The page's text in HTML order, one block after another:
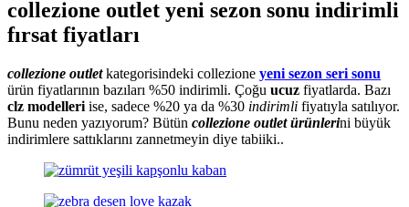
collezione outlet yeni sezon sonu indirimli
fırsat fiyatları
collezione outletkategorisindeki collezione yeni sezon seri sonu
ürün fiyatlarının bazıları %50 indirimli. Çoğu ucuz fiyatlarda. Bazı
clz modelleri ise, sadece %20 ya da %30 indirimli fiyatıyla satılıyor.
Bunu neden yazıyorum? Bütün collezione outlet ürünlerini büyük
indirimlere sattıklarını zannetmeyin diye tabiiki..